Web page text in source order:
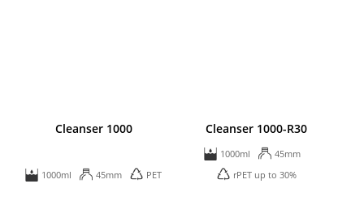
Cleanser 1000
1000ml 45mm PET
Cleanser 1000-R30
1000ml
45mm
rPET up to 30%